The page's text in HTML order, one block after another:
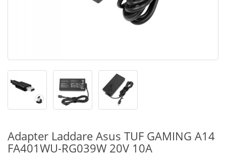
Adapter Laddare Asus TUF GAMING A14
FA401WU-RG039W 20V 10A